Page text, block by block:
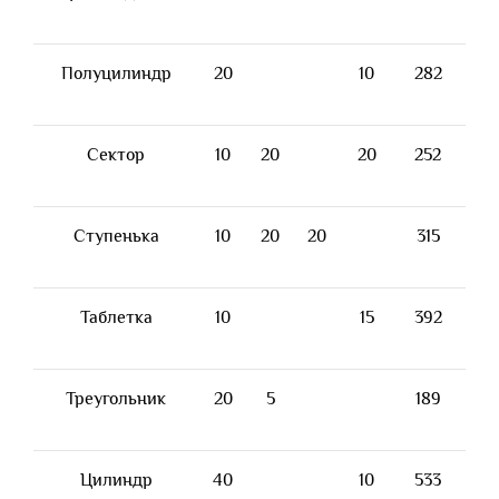
Полуцилиндр 20 10 282
Сектор 10 20 20 252
Ступенька 10 20 20 315
Таблетка 10 15 392
Треугольник 20 5 189
Цилиндр 40 10 533